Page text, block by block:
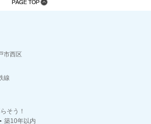
市西区
線
そう！
築10年以内